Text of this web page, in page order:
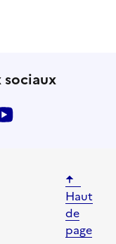
sociaux
Haut
de
page